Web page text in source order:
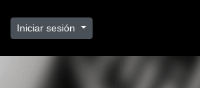
Iniciar sesión